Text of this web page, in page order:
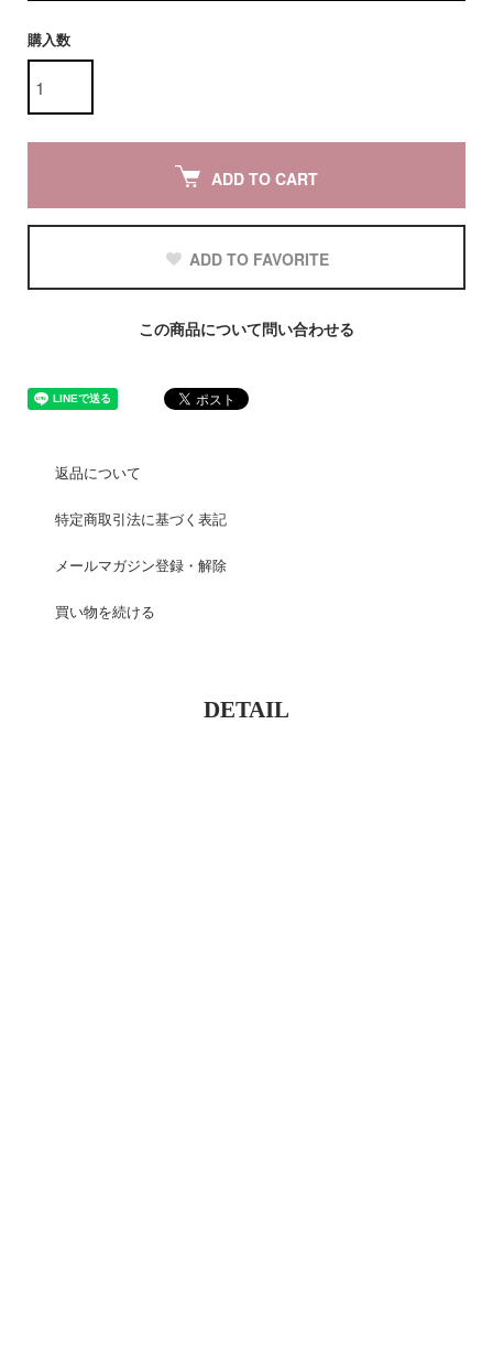
購入数
ADD TO CART
ADD TO FAVORITE
この商品について問い合わせる
返品について
特定商取引法に基づく表記
メールマガジン登録・解除
買い物を続ける
DETAIL